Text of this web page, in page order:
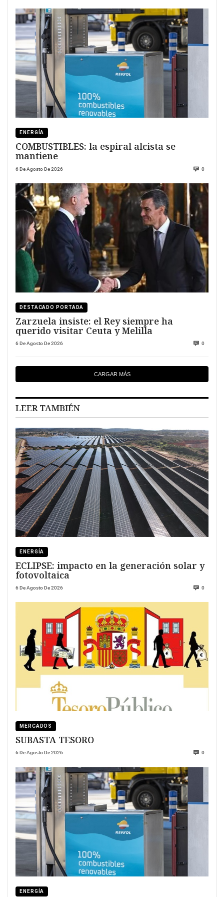
ENERGÍA
COMBUSTIBLES: la espiral alcista se
mantiene
6 De Agosto De 2026 0
DESTACADO PORTADA
Zarzuela insiste: el Rey siempre ha
querido visitar Ceuta y Melilla
6 De Agosto De 2026 0
CARGAR MÁS
LEER TAMBIÉN
ENERGÍA
ECLIPSE: impacto en la generación solar y
fotovoltaica
6 De Agosto De 2026 0
MERCADOS
SUBASTA TESORO
6 De Agosto De 2026 0
ENERGÍA